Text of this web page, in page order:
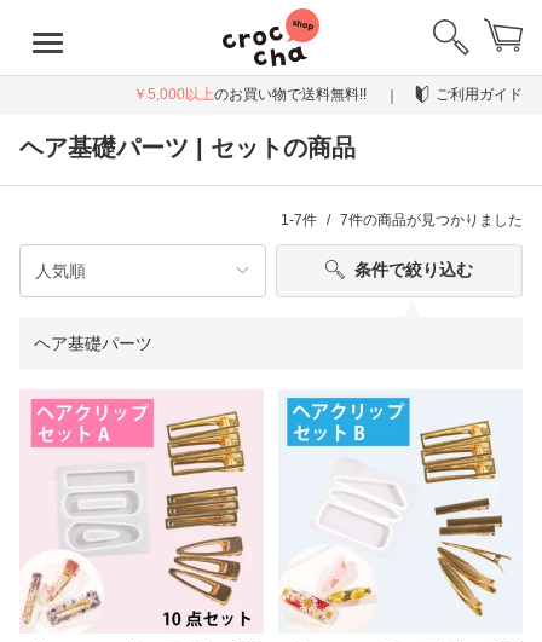
￥5,000以上のお買い物で送料無料!! ご利用ガイド
ヘア基礎パーツ | セットの商品
1-7件 7件の商品が見つかりました
条件で絞り込む
ヘア基礎パーツ